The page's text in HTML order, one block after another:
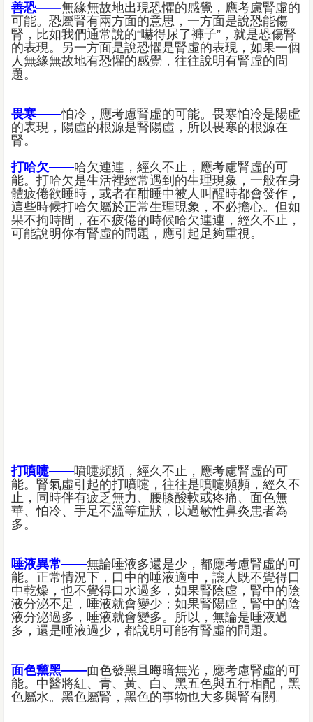
善恐——無緣無故地出現恐懼的感覺，應考慮腎虛的
可能。恐屬腎有兩方面的意思，一方面是說恐能傷
腎，比如我們通常說的“嚇得尿了褲子”，就是恐傷腎
的表現。另一方面是說恐懼是腎虛的表現，如果一個
人無緣無故地有恐懼的感覺，往往說明有腎虛的問
題。
畏寒——怕冷，應考慮腎虛的可能。畏寒怕冷是陽虛
的表現，陽虛的根源是腎陽虛，所以畏寒的根源在
腎。
打哈欠——哈欠連連，經久不止，應考慮腎虛的可
能。打哈欠是生活裡經常遇到的生理現象，一般在身
體疲倦欲睡時，或者在酣睡中被人叫醒時都會發作，
這些時候打哈欠屬於正常生理現象，不必擔心。但如
果不拘時間，在不疲倦的時候哈欠連連，經久不止，
可能說明你有腎虛的問題，應引起足夠重視。
打噴嚏——噴嚏頻頻，經久不止，應考慮腎虛的可
能。腎氣虛引起的打噴嚏，往往是噴嚏頻頻，經久不
止，同時伴有疲乏無力、腰膝酸軟或疼痛、面色無
華、怕冷、手足不溫等症狀，以過敏性鼻炎患者為
多。
唾液異常——無論唾液多還是少，都應考慮腎虛的可
能。正常情況下，口中的唾液適中，讓人既不覺得口
中乾燥，也不覺得口水過多，如果腎陰虛，腎中的陰
液分泌不足，唾液就會變少；如果腎陽虛，腎中的陰
液分泌過多，唾液就會變多。所以，無論是唾液過
多，還是唾液過少，都說明可能有腎虛的問題。
面色黧黑——面色發黑且晦暗無光，應考慮腎虛的可
能。中醫將紅、青、黃、白、黑五色與五行相配，黑
色屬水。黑色屬腎，黑色的事物也大多與腎有關。